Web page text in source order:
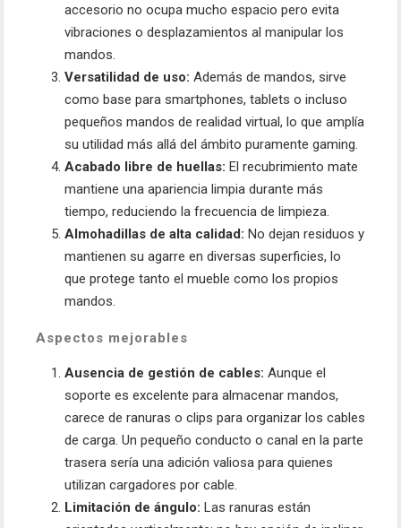
accesorio no ocupa mucho espacio pero evita
vibraciones o desplazamientos al manipular los
mandos.
Versatilidad de uso: Además de mandos, sirve
como base para smartphones, tablets o incluso
pequeños mandos de realidad virtual, lo que amplía
su utilidad más allá del ámbito puramente gaming.
Acabado libre de huellas: El recubrimiento mate
mantiene una apariencia limpia durante más
tiempo, reduciendo la frecuencia de limpieza.
Almohadillas de alta calidad: No dejan residuos y
mantienen su agarre en diversas superficies, lo
que protege tanto el mueble como los propios
mandos.
Aspectos mejorables
Ausencia de gestión de cables: Aunque el
soporte es excelente para almacenar mandos,
carece de ranuras o clips para organizar los cables
de carga. Un pequeño conducto o canal en la parte
trasera sería una adición valiosa para quienes
utilizan cargadores por cable.
Limitación de ángulo: Las ranuras están